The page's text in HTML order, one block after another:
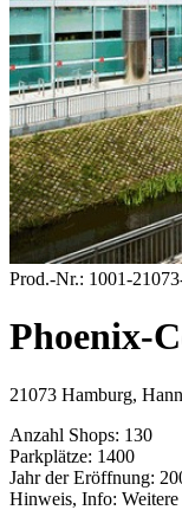
Prod.-Nr.: 1001-
Phoenix-
21073 Hamburg,
Anzahl Shops: 130
Parkplätze: 1400
Jahr der Eröffnung:
Hinweis, Info: